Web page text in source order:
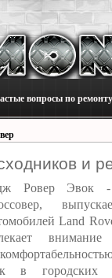
вопросы по
и
Ровер Эвок -
Land
в